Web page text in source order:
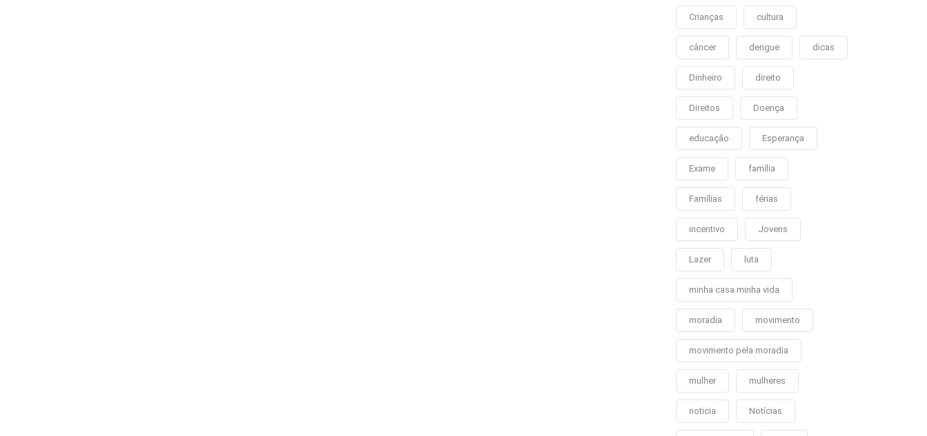
Crianças cultura
câncer dengue dicas
Dinheiro direito
Direitos Doença
educação Esperança
Exame família
Famílias férias
incentivo Jovens
Lazer luta
minha casa minha vida
moradia movimento
movimento pela moradia
mulher mulheres
noticia Notícias